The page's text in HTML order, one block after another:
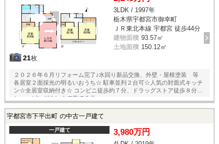
21枚
3LDK / 1997年
栃木県宇都宮市御幸町
ＪＲ東北本線 宇都宮 徒歩44分
建物面積 93.57㎡
土地面積 150.12㎡
２０２６年６月リフォーム完了♪水回り新品交換、外壁・屋根塗装 等
各居室２面採光の明るいおうち☆ 駐車並列２台可☆人気の対面式キッチ
ン☆全居室収納付き☆ コンビニ徒歩約７分、ドラッグストア徒歩８分、
ショッピングタンまで車で８分
宇都宮市下平出町 の中古一戸建て
一戸建て 3,980万円